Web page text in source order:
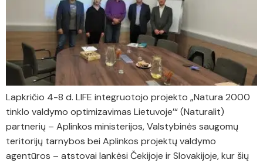
Lapkričio 4-8 d. LIFE integruotojo projekto „Natura 2000
tinklo valdymo optimizavimas Lietuvoje’“ (Naturalit)
partnerių – Aplinkos ministerijos, Valstybinės saugomų
teritorijų tarnybos bei Aplinkos projektų valdymo
agentūros – atstovai lankėsi Čekijoje ir Slovakijoje, kur šių